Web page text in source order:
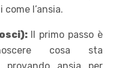
l’ansia.
Il primo passo è
cosa sta